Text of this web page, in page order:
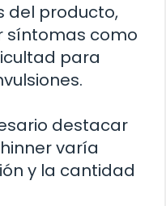
del producto,
síntomas como
para
destacar
varía
y la cantidad